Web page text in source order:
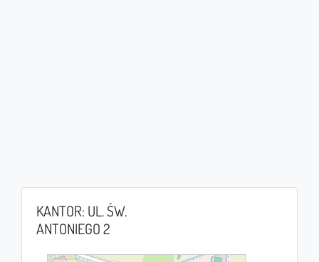
KANTOR: UL. ŚW.
ANTONIEGO 2